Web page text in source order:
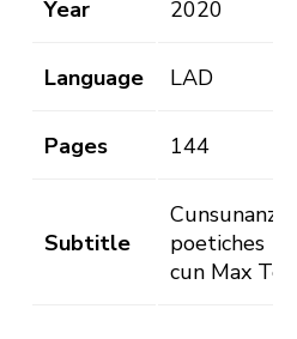
Year 2020
Language LAD
Pages 144
Subtitle
Cunsunanzes
poetiches
cun Max Tosi